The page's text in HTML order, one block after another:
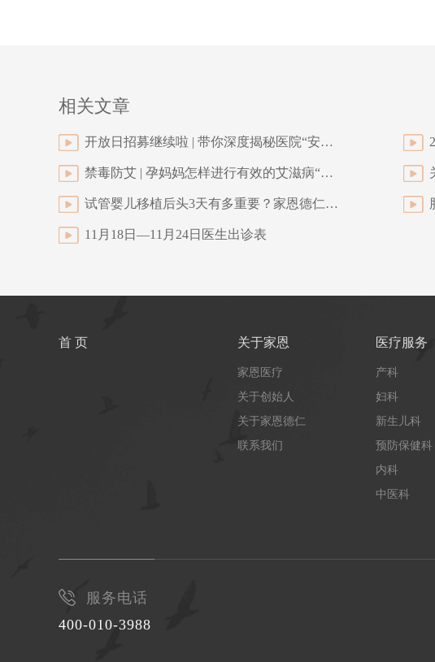
相关文章
开放日招募继续啦 | 带你深度揭秘医院“安胎生娃”的那些事
禁毒防艾 | 孕妈妈怎样进行有效的艾滋病“母婴阻断”？
试管婴儿移植后头3天有多重要？家恩德仁医生建议这么做
11月18日—11月24日医生出诊表
首 页 关于家恩
家恩医疗
关于创始人
关于家恩德仁
联系我们
医疗服务
产科
妇科
新生儿科
预防保健科
内科
中医科
服务电话
400-010-3988